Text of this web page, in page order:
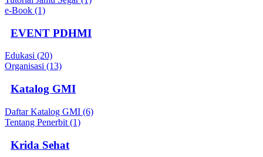
e-Book (1)
EVENT PDHMI
Edukasi (20)
Organisasi (13)
Katalog GMI
Daftar Katalog GMI (6)
Tentang Penerbit (1)
Krida Sehat